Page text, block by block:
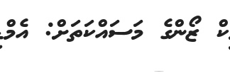
ޒޯންގެ މަސައްކަތަށް: